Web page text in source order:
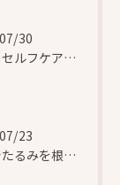
30
美容鍼とセルフケアで叶える愛知県名古屋市北区米が瀬町の新しい美しさ
23
美容鍼でたるみを根本から改善し自然なリフトアップを叶える方法